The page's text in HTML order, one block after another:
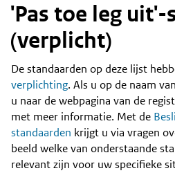
'Pas toe leg
(verplicht)
Content
De standaarden op deze lijst
verplichting. Als u op de naam
u naar de webpagina van de
met meer informatie. Met de
standaarden krijgt u via vragen
beeld welke van onderstaande
relevant zijn voor uw specifieke